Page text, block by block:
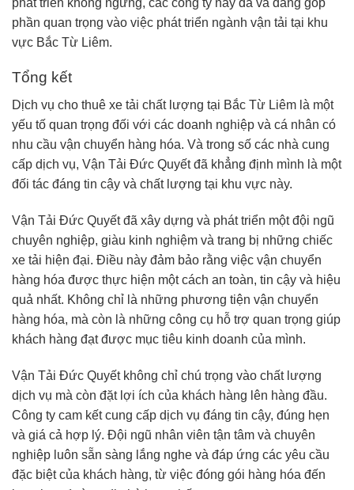
phần quan trọng vào việc phát triển ngành vận tải tại khu
vực Bắc Từ Liêm.
Tổng kết
Dịch vụ cho thuê xe tải chất lượng tại Bắc Từ Liêm là một
yếu tố quan trọng đối với các doanh nghiệp và cá nhân có
nhu cầu vận chuyển hàng hóa. Và trong số các nhà cung
cấp dịch vụ, Vận Tải Đức Quyết đã khẳng định mình là một
đối tác đáng tin cậy và chất lượng tại khu vực này.
Vận Tải Đức Quyết đã xây dựng và phát triển một đội ngũ
chuyên nghiệp, giàu kinh nghiệm và trang bị những chiếc
xe tải hiện đại. Điều này đảm bảo rằng việc vận chuyển
hàng hóa được thực hiện một cách an toàn, tin cậy và hiệu
quả nhất. Không chỉ là những phương tiện vận chuyển
hàng hóa, mà còn là những công cụ hỗ trợ quan trọng giúp
khách hàng đạt được mục tiêu kinh doanh của mình.
Vận Tải Đức Quyết không chỉ chú trọng vào chất lượng
dịch vụ mà còn đặt lợi ích của khách hàng lên hàng đầu.
Công ty cam kết cung cấp dịch vụ đáng tin cậy, đúng hẹn
và giá cả hợp lý. Đội ngũ nhân viên tận tâm và chuyên
nghiệp luôn sẵn sàng lắng nghe và đáp ứng các yêu cầu
đặc biệt của khách hàng, từ việc đóng gói hàng hóa đến